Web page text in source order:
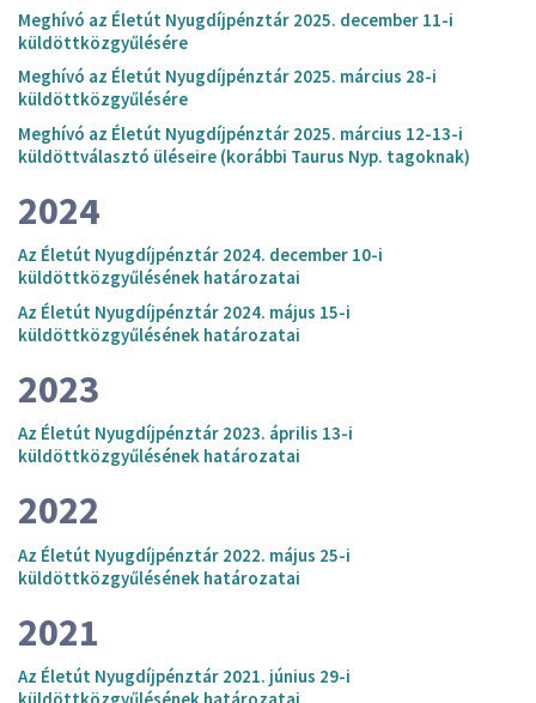
Meghívó az Életút Nyugdíjpénztár 2025. december 11-i
küldöttközgyűlésére
Meghívó az Életút Nyugdíjpénztár 2025. március 28-i
küldöttközgyűlésére
Meghívó az Életút Nyugdíjpénztár 2025. március 12-13-i
küldöttválasztó üléseire (korábbi Taurus Nyp. tagoknak)
2024
Az Életút Nyugdíjpénztár 2024. december 10-i
küldöttközgyűlésének határozatai
Az Életút Nyugdíjpénztár 2024. május 15-i
küldöttközgyűlésének határozatai
2023
Az Életút Nyugdíjpénztár 2023. április 13-i
küldöttközgyűlésének határozatai
2022
Az Életút Nyugdíjpénztár 2022. május 25-i
küldöttközgyűlésének határozatai
2021
Az Életút Nyugdíjpénztár 2021. június 29-i